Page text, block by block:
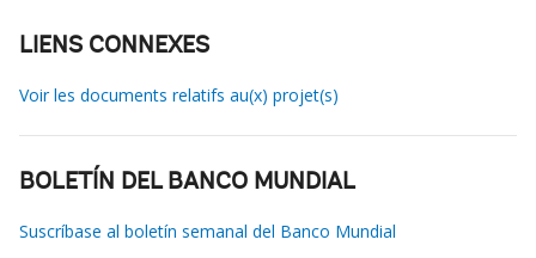
LIENS CONNEXES
Voir les documents relatifs au(x) projet(s)
BOLETÍN DEL BANCO MUNDIAL
Suscríbase al boletín semanal del Banco Mundial